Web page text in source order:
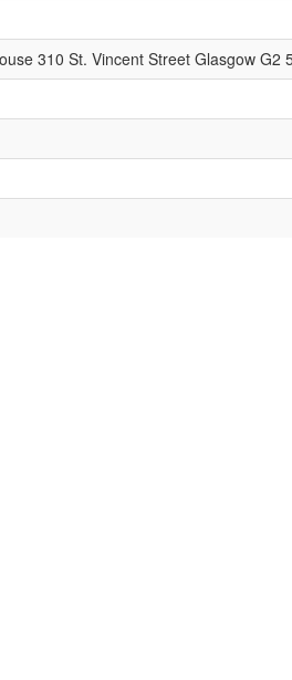
310 St. Vincent Street Glasgow G2